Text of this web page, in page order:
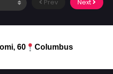
Prev Next
60 Columbus